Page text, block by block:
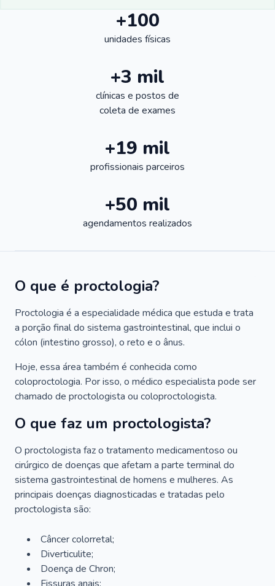
+100
unidades físicas
+3 mil
clínicas e postos de
coleta de exames
+19 mil
profissionais parceiros
+50 mil
agendamentos realizados
O que é proctologia?
Proctologia é a especialidade médica que estuda e trata
a porção final do sistema gastrointestinal, que inclui o
cólon (intestino grosso), o reto e o ânus.
Hoje, essa área também é conhecida como
coloproctologia. Por isso, o médico especialista pode ser
chamado de proctologista ou coloproctologista.
O que faz um proctologista?
O proctologista faz o tratamento medicamentoso ou
cirúrgico de doenças que afetam a parte terminal do
sistema gastrointestinal de homens e mulheres. As
principais doenças diagnosticadas e tratadas pelo
proctologista são:
Câncer colorretal;
Diverticulite;
Doença de Chron;